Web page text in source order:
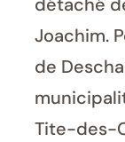
détaché
Joachim.
de
Tite-des-